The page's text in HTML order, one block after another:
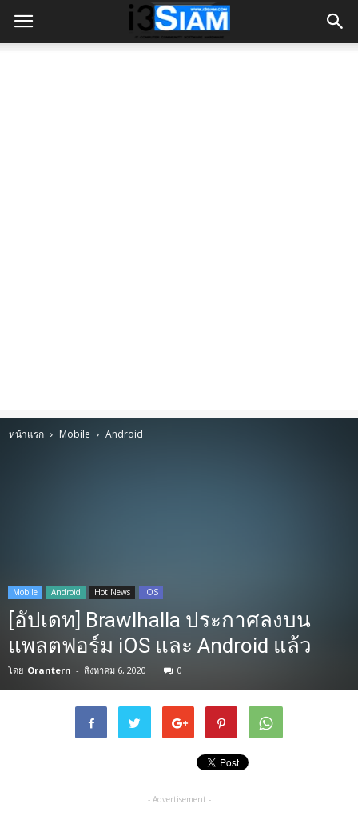
หน้าแรก Mobile Android
Mobile Android Hot News IOS
[อัปเดท] Brawlhalla ประกาศลงบน
แพลตฟอร์ม iOS และ Android แล้ว
โดย Orantern - สิงหาคม 6, 2020 0
- Advertisement -